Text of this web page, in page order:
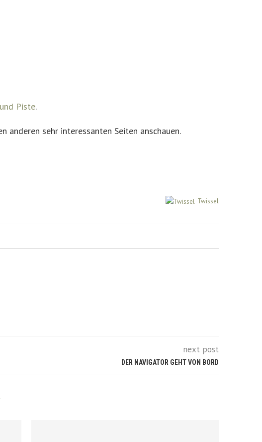
Piste.
anderen sehr interessanten Seiten anschauen.
Twissel
next post
DER NAVIGATOR GEHT VON BORD